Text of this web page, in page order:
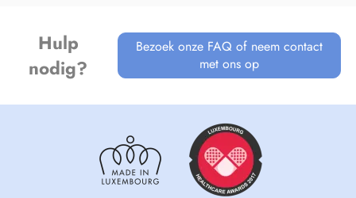
Hulp
nodig?
Bezoek onze FAQ of neem contact
met ons op